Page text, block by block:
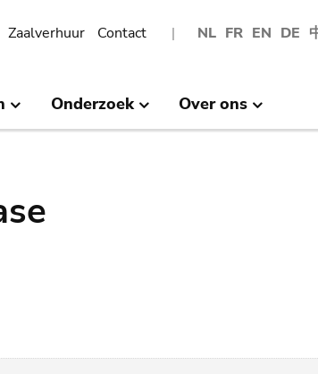
NL FR EN DE
Zaalverhuur Contact
Onderzoek Over ons